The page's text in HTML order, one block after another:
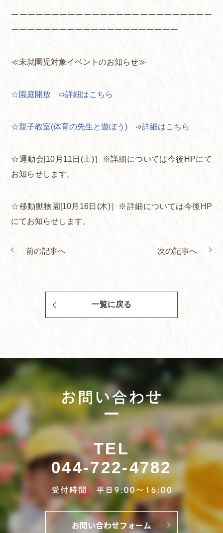
ーーーーーーーーーーーーーーーーーーーーーーーーー
ーーーーーーーーーーーーーーーーーーーーー
≪未就園児対象イベントのお知らせ≫
☆園庭開放 ➩詳細はこちら
☆親子教室(体育の先生と遊ぼう) ➩詳細はこちら
☆運動会[10月11日(土)］※詳細については今後HPにて
お知らせします。
☆移動動物園[10月16日(木)］※詳細については今後HP
にてお知らせします。
前の記事へ 次の記事へ
一覧に戻る
TEL
044-722-4782
お問い合わせフォーム